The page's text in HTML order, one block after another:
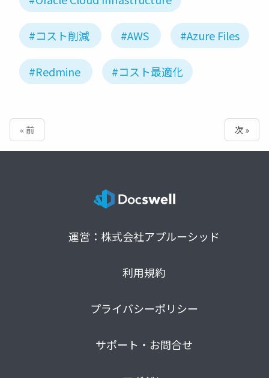
#コスト削減 #AWS #Azure Files
#Redmine #コスト最適化
« 前 次 »
運営：株式会社アプルーシッド
利用規約
プライバシーポリシー
サポート・お問合せ